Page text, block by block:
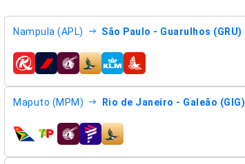
Nampula (APL) São Paulo - Guarulhos (GRU)
companhias aéreas
Maputo (MPM) Rio de Janeiro - Galeão (GIG)
companhias aéreas